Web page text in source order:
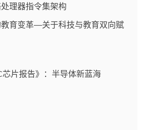
理器指令集架构
育变革—关于科技与教育双向赋
芯片报告》：半导体新蓝海